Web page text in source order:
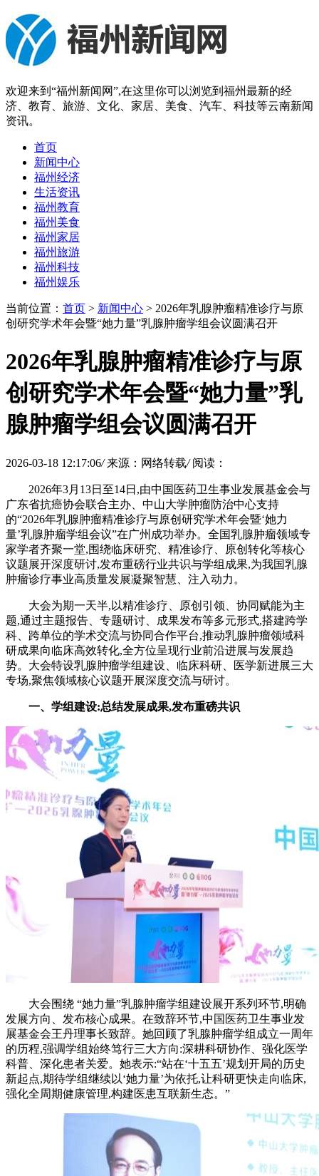
欢迎来到“福州新闻网”,在这里你可以浏览到福州最新的经
济、教育、旅游、文化、家居、美食、汽车、科技等云南新闻
资讯。
首页
新闻中心
福州经济
生活资讯
福州教育
福州美食
福州家居
福州旅游
福州科技
福州娱乐
当前位置： 首页 > 新闻中心 > 2026年乳腺肿瘤精准诊疗与原
创研究学术年会暨“她力量”乳腺肿瘤学组会议圆满召开
2026年乳腺肿瘤精准诊疗与原
创研究学术年会暨“她力量”乳
腺肿瘤学组会议圆满召开
2026-03-18 12:17:06/ 来源：网络转载/ 阅读：
2026年3月13日至14日,由中国医药卫生事业发展基金会与
广东省抗癌协会联合主办、中山大学肿瘤防治中心支持
的“2026年乳腺肿瘤精准诊疗与原创研究学术年会暨‘她力
量’乳腺肿瘤学组会议”在广州成功举办。全国乳腺肿瘤领域专
家学者齐聚一堂,围绕临床研究、精准诊疗、原创转化等核心
议题展开深度研讨,发布重磅行业共识与学组成果,为我国乳腺
肿瘤诊疗事业高质量发展凝聚智慧、注入动力。
大会为期一天半,以精准诊疗、原创引领、协同赋能为主
题,通过主题报告、专题研讨、成果发布等多元形式,搭建跨学
科、跨单位的学术交流与协同合作平台,推动乳腺肿瘤领域科
研成果向临床高效转化,全方位呈现行业前沿进展与发展趋
势。大会特设乳腺肿瘤学组建设、临床科研、医学新进展三大
专场,聚焦领域核心议题开展深度交流与研讨。
一、 学组建设:总结发展成果,发布重磅共识
大会围绕 “她力量”乳腺肿瘤学组建设展开系列环节,明确
发展方向、发布核心成果。在致辞环节,中国医药卫生事业发
展基金会王丹理事长致辞。她回顾了乳腺肿瘤学组成立一周年
的历程,强调学组始终笃行三大方向:深耕科研协作、强化医学
科普、深化患者关爱。她表示:“站在‘十五五’规划开局的历史
新起点,期待学组继续以‘她力量’为依托,让科研更快走向临床,
强化全周期健康管理,构建医患互联新生态。”